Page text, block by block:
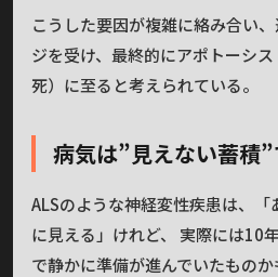
こうした要因が複雑に絡み合い
ジを受け、最終的にアポトーシ
死）に至ると考えられている。
病気は”見えない蓄積
ALSのような神経変性疾患は、「
に見える」けれど、 実際には10
で静かに準備が進んでいたものか